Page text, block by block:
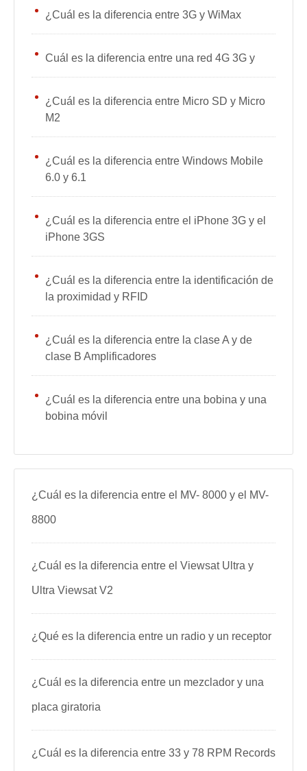
¿Cuál es la diferencia entre 3G y WiMax
Cuál es la diferencia entre una red 4G 3G y
¿Cuál es la diferencia entre Micro SD y Micro
M2
¿Cuál es la diferencia entre Windows Mobile
6.0 y 6.1
¿Cuál es la diferencia entre el iPhone 3G y el
iPhone 3GS
¿Cuál es la diferencia entre la identificación de
la proximidad y RFID
¿Cuál es la diferencia entre la clase A y de
clase B Amplificadores
¿Cuál es la diferencia entre una bobina y una
bobina móvil
¿Cuál es la diferencia entre el MV- 8000 y el MV-
8800
¿Cuál es la diferencia entre el Viewsat Ultra y
Ultra Viewsat V2
¿Qué es la diferencia entre un radio y un receptor
¿Cuál es la diferencia entre un mezclador y una
placa giratoria
¿Cuál es la diferencia entre 33 y 78 RPM Records